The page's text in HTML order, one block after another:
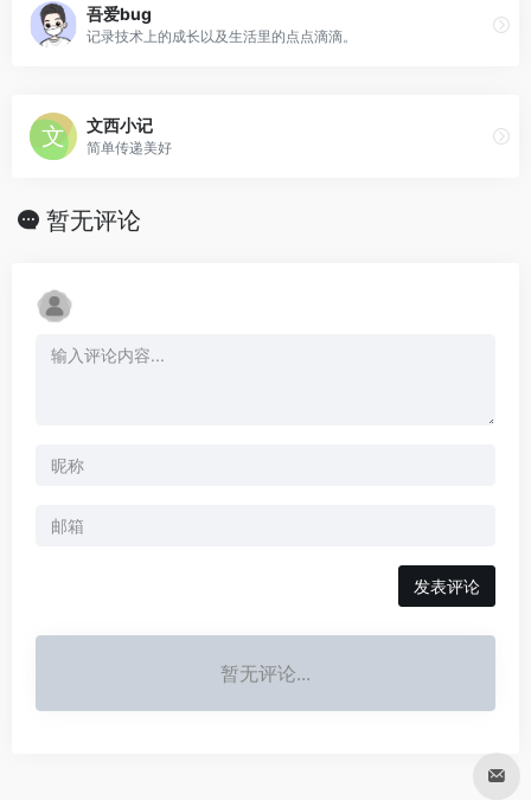
吾爱bug
记录技术上的成长以及生活里的点点滴滴。
文西小记
简单传递美好
暂无评论
发表评论
暂无评论...